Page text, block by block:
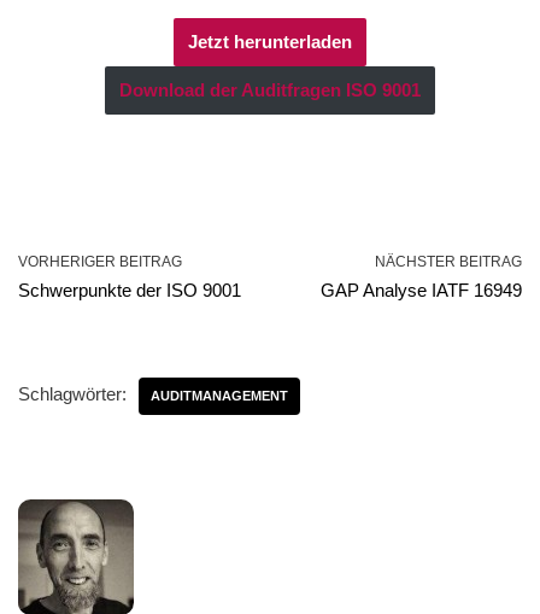
Jetzt herunterladen
Download der Auditfragen ISO 9001
VORHERIGER BEITRAG
Schwerpunkte der ISO 9001
NÄCHSTER BEITRAG
GAP Analyse IATF 16949
Schlagwörter: AUDITMANAGEMENT